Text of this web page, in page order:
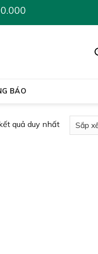
BÁO
quả duy nhất